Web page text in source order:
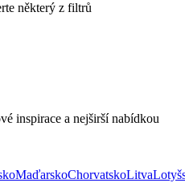
některý z filtrů
inspirace a nejširší nabídkou
MaďarskoChorvatskoLitva